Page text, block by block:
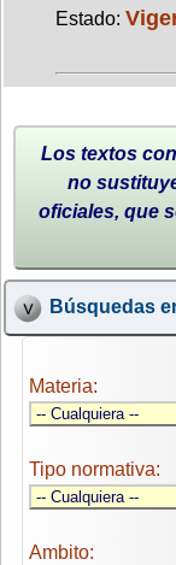
Estado:
Los textos
no
oficiales, que
Búsquedas
Materia:
Tipo normativa:
Ambito: